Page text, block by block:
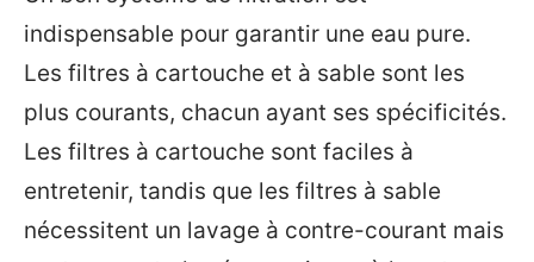
indispensable pour garantir une eau pure.
Les filtres à cartouche et à sable sont les
plus courants, chacun ayant ses spécificités.
Les filtres à cartouche sont faciles à
entretenir, tandis que les filtres à sable
nécessitent un lavage à contre-courant mais